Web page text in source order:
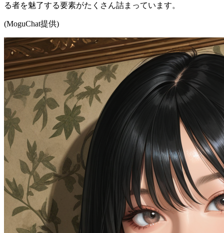
る者を魅了する要素がたくさん詰まっています。
(MoguChat提供)